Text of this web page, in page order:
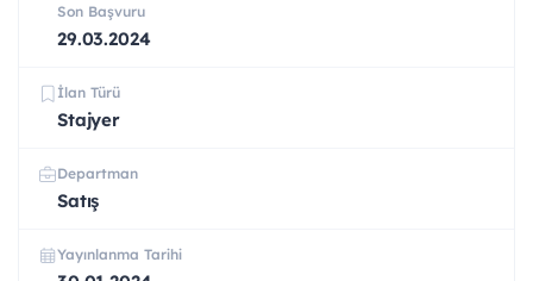
Son Başvuru
29.03.2024
İlan Türü
Stajyer
Departman
Satış
Yayınlanma Tarihi